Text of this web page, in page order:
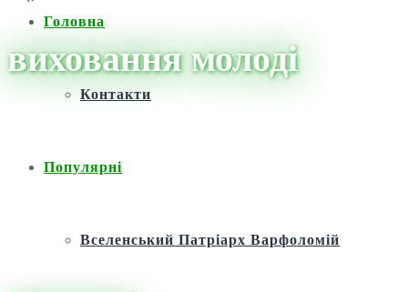
Головна
Контакти
Популярні
Вселенський Патріарх Варфоломій
виховання молоді